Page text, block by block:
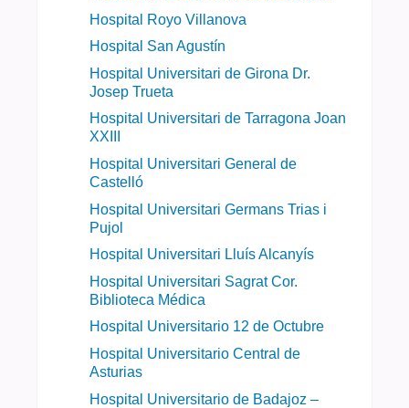
Hospital Royo Villanova
Hospital San Agustín
Hospital Universitari de Girona Dr.
Josep Trueta
Hospital Universitari de Tarragona Joan
XXIII
Hospital Universitari General de
Castelló
Hospital Universitari Germans Trias i
Pujol
Hospital Universitari Lluís Alcanyís
Hospital Universitari Sagrat Cor.
Biblioteca Médica
Hospital Universitario 12 de Octubre
Hospital Universitario Central de
Asturias
Hospital Universitario de Badajoz –